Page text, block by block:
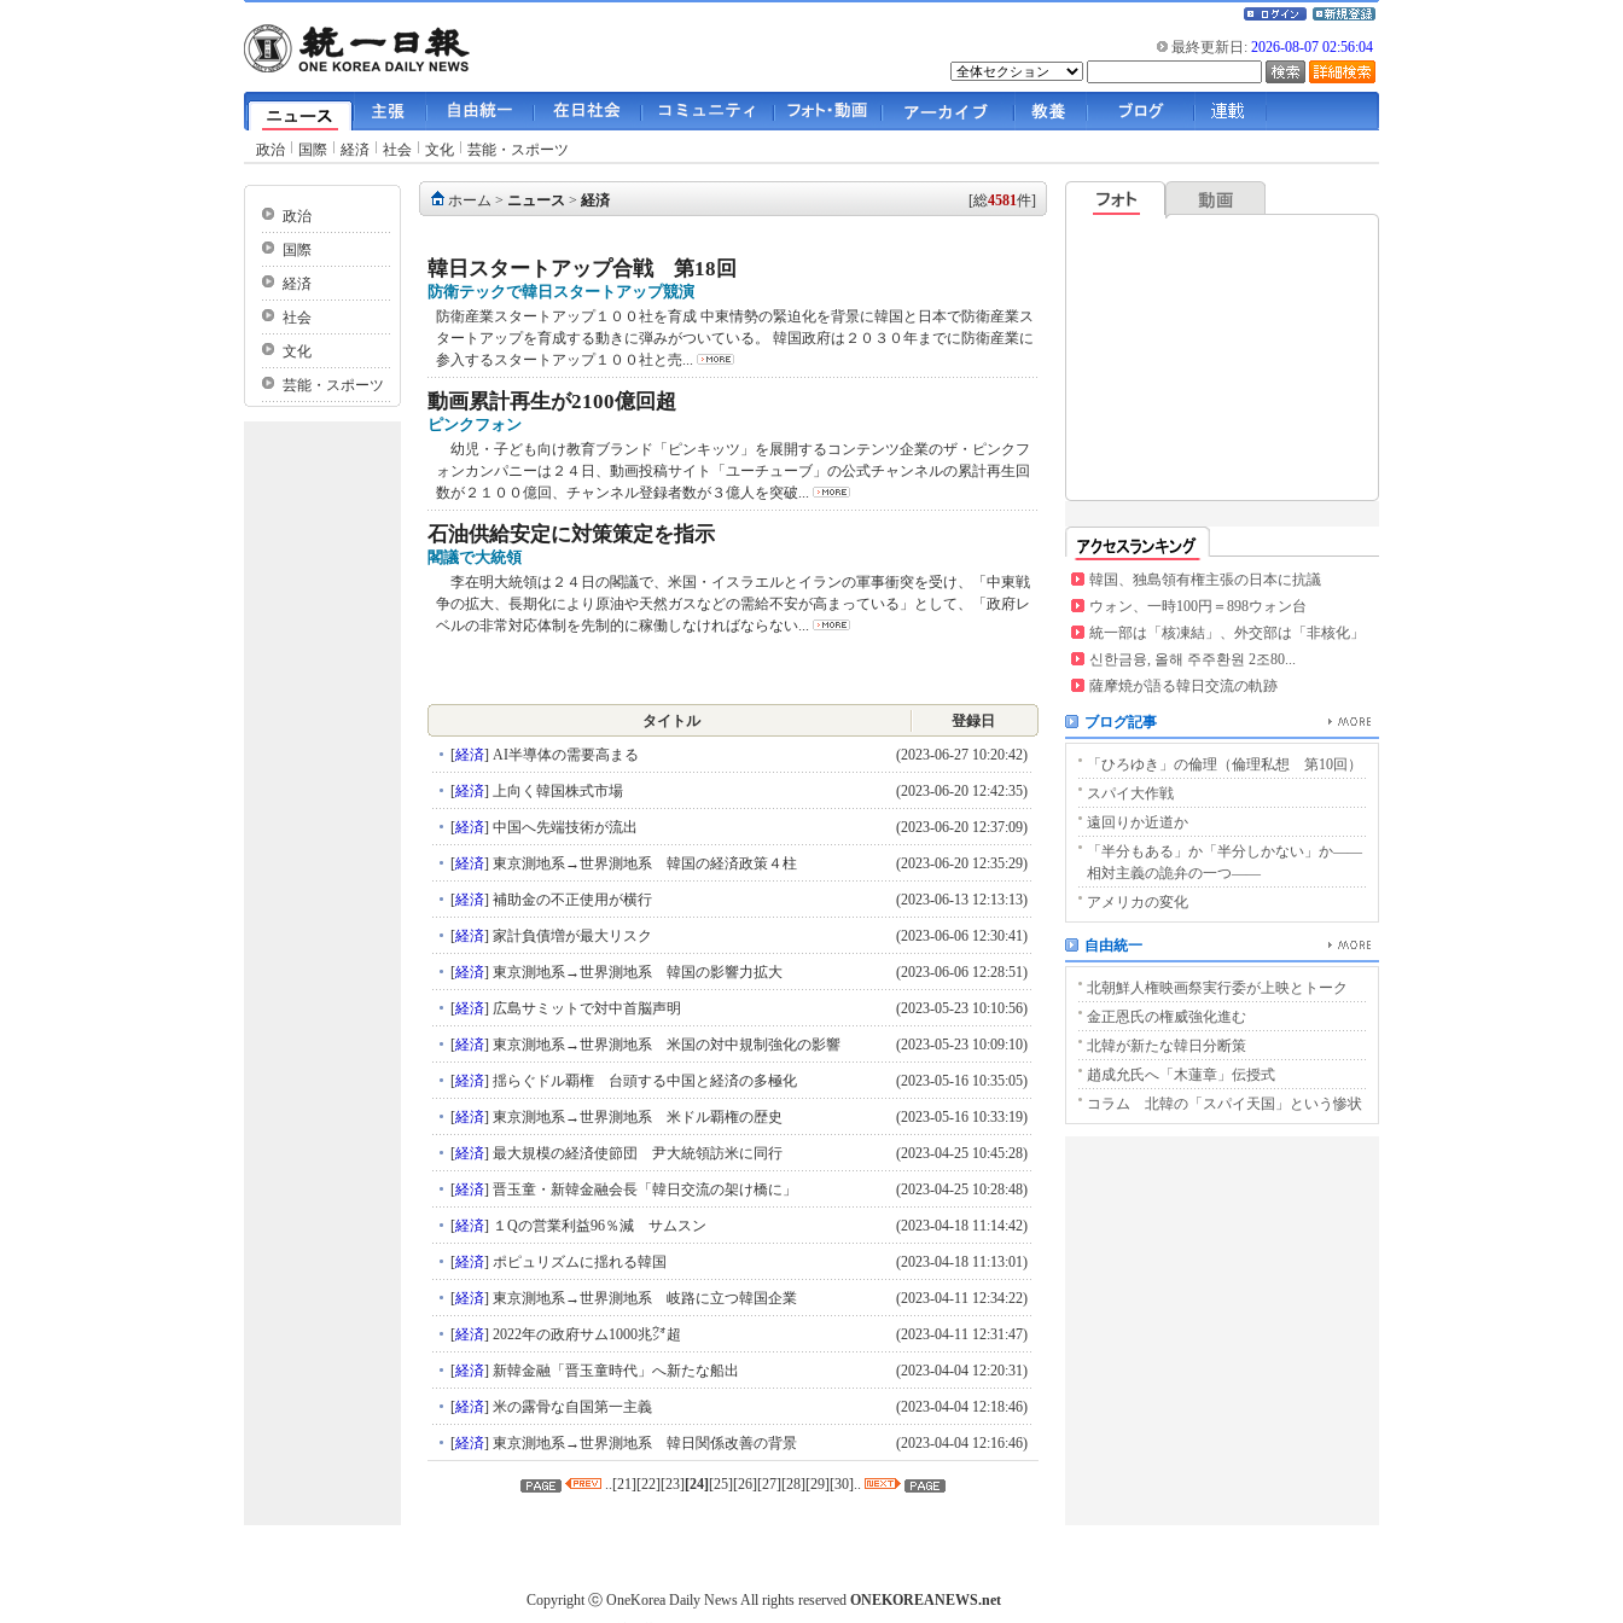
最終更新日: 2026-08-07 02:56:04
政治 国際 経済 社会 文化 芸能・スポーツ
政治
国際
経済
社会
文化
芸能・スポーツ
ホーム > ニュース > 経済 [総4581件]
韓日スタートアップ合戦 第18回
防衛テックで韓日スタートアップ競演
防衛産業スタートアップ１００社を育成 中東情勢の緊迫化を背景に韓国と日本で防衛産業ス
タートアップを育成する動きに弾みがついている。 韓国政府は２０３０年までに防衛産業に
参入するスタートアップ１００社と売...
動画累計再生が2100億回超
ピンクフォン
幼児・子ども向け教育ブランド「ピンキッツ」を展開するコンテンツ企業のザ・ピンクフ
ォンカンパニーは２４日、動画投稿サイト「ユーチューブ」の公式チャンネルの累計再生回
数が２１００億回、チャンネル登録者数が３億人を突破...
石油供給安定に対策策定を指示
閣議で大統領
李在明大統領は２４日の閣議で、米国・イスラエルとイランの軍事衝突を受け、「中東戦
争の拡大、長期化により原油や天然ガスなどの需給不安が高まっている」として、「政府レ
ベルの非常対応体制を先制的に稼働しなければならない...
タイトル
登録日
[経済] AI半導体の需要高まる (2023-06-27 10:20:42)
[経済] 上向く韓国株式市場 (2023-06-20 12:42:35)
[経済] 中国へ先端技術が流出 (2023-06-20 12:37:09)
[経済] 東京測地系→世界測地系 韓国の経済政策４柱 (2023-06-20 12:35:29)
[経済] 補助金の不正使用が横行 (2023-06-13 12:13:13)
[経済] 家計負債増が最大リスク (2023-06-06 12:30:41)
[経済] 東京測地系→世界測地系 韓国の影響力拡大 (2023-06-06 12:28:51)
[経済] 広島サミットで対中首脳声明 (2023-05-23 10:10:56)
[経済] 東京測地系→世界測地系 米国の対中規制強化の影響 (2023-05-23 10:09:10)
[経済] 揺らぐドル覇権 台頭する中国と経済の多極化 (2023-05-16 10:35:05)
[経済] 東京測地系→世界測地系 米ドル覇権の歴史 (2023-05-16 10:33:19)
[経済] 最大規模の経済使節団 尹大統領訪米に同行 (2023-04-25 10:45:28)
[経済] 晋玉童・新韓金融会長「韓日交流の架け橋に」 (2023-04-25 10:28:48)
[経済] １Qの営業利益96％減 サムスン (2023-04-18 11:14:42)
[経済] ポピュリズムに揺れる韓国 (2023-04-18 11:13:01)
[経済] 東京測地系→世界測地系 岐路に立つ韓国企業 (2023-04-11 12:34:22)
[経済] 2022年の政府サム1000兆㌆超 (2023-04-11 12:31:47)
[経済] 新韓金融「晋玉童時代」へ新たな船出 (2023-04-04 12:20:31)
[経済] 米の露骨な自国第一主義 (2023-04-04 12:18:46)
[経済] 東京測地系→世界測地系 韓日関係改善の背景 (2023-04-04 12:16:46)
..[21][22][23] [24] [25][26][27][28][29][30]..
韓国、独島領有権主張の日本に抗議
ウォン、一時100円＝898ウォン台
統一部は「核凍結」、外交部は「非核化」
신한금융, 올해 주주환원 2조80...
薩摩焼が語る韓日交流の軌跡
ブログ記事
「ひろゆき」の倫理（倫理私想 第10回）
スパイ大作戦
遠回りか近道か
「半分もある」か「半分しかない」か――
相対主義の詭弁の一つ――
アメリカの変化
自由統一
北朝鮮人権映画祭実行委が上映とトーク
金正恩氏の権威強化進む
北韓が新たな韓日分断策
趙成允氏へ「木蓮章」伝授式
コラム 北韓の「スパイ天国」という惨状
Copyright ⓒ OneKorea Daily News All rights reserved ONEKOREANEWS.net